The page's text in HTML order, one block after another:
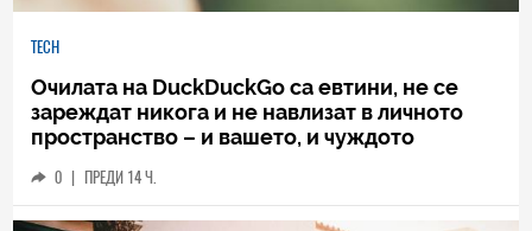
TECH
Очилата на DuckDuckGo са евтини, не се
зареждат никога и не навлизат в личното
пространство – и вашето, и чуждото
0 | ПРЕДИ 14 Ч.